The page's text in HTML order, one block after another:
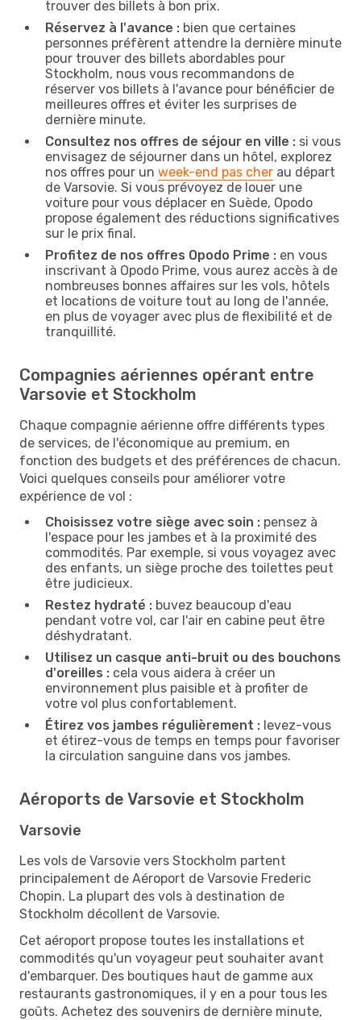
trouver des billets à bon prix.
Réservez à l'avance : bien que certaines
personnes préfèrent attendre la dernière minute
pour trouver des billets abordables pour
Stockholm, nous vous recommandons de
réserver vos billets à l'avance pour bénéficier de
meilleures offres et éviter les surprises de
dernière minute.
Consultez nos offres de séjour en ville : si vous
envisagez de séjourner dans un hôtel, explorez
nos offres pour un week-end pas cher au départ
de Varsovie. Si vous prévoyez de louer une
voiture pour vous déplacer en Suède, Opodo
propose également des réductions significatives
sur le prix final.
Profitez de nos offres Opodo Prime : en vous
inscrivant à Opodo Prime, vous aurez accès à de
nombreuses bonnes affaires sur les vols, hôtels
et locations de voiture tout au long de l'année,
en plus de voyager avec plus de flexibilité et de
tranquillité.
Compagnies aériennes opérant entre
Varsovie et Stockholm
Chaque compagnie aérienne offre différents types
de services, de l'économique au premium, en
fonction des budgets et des préférences de chacun.
Voici quelques conseils pour améliorer votre
expérience de vol :
Choisissez votre siège avec soin : pensez à
l'espace pour les jambes et à la proximité des
commodités. Par exemple, si vous voyagez avec
des enfants, un siège proche des toilettes peut
être judicieux.
Restez hydraté : buvez beaucoup d'eau
pendant votre vol, car l'air en cabine peut être
déshydratant.
Utilisez un casque anti-bruit ou des bouchons
d'oreilles : cela vous aidera à créer un
environnement plus paisible et à profiter de
votre vol plus confortablement.
Étirez vos jambes régulièrement : levez-vous
et étirez-vous de temps en temps pour favoriser
la circulation sanguine dans vos jambes.
Aéroports de Varsovie et Stockholm
Varsovie
Les vols de Varsovie vers Stockholm partent
principalement de Aéroport de Varsovie Frederic
Chopin. La plupart des vols à destination de
Stockholm décollent de Varsovie.
Cet aéroport propose toutes les installations et
commodités qu'un voyageur peut souhaiter avant
d'embarquer. Des boutiques haut de gamme aux
restaurants gastronomiques, il y en a pour tous les
goûts. Achetez des souvenirs de dernière minute,